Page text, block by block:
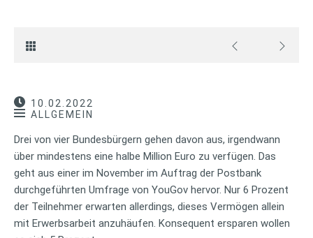
10.02.2022
ALLGEMEIN
Drei von vier Bundesbürgern gehen davon aus, irgendwann
über mindestens eine halbe Million Euro zu verfügen. Das
geht aus einer im November im Auftrag der Postbank
durchgeführten Umfrage von YouGov hervor. Nur 6 Prozent
der Teilnehmer erwarten allerdings, dieses Vermögen allein
mit Erwerbsarbeit anzuhäufen. Konsequent ersparen wollen